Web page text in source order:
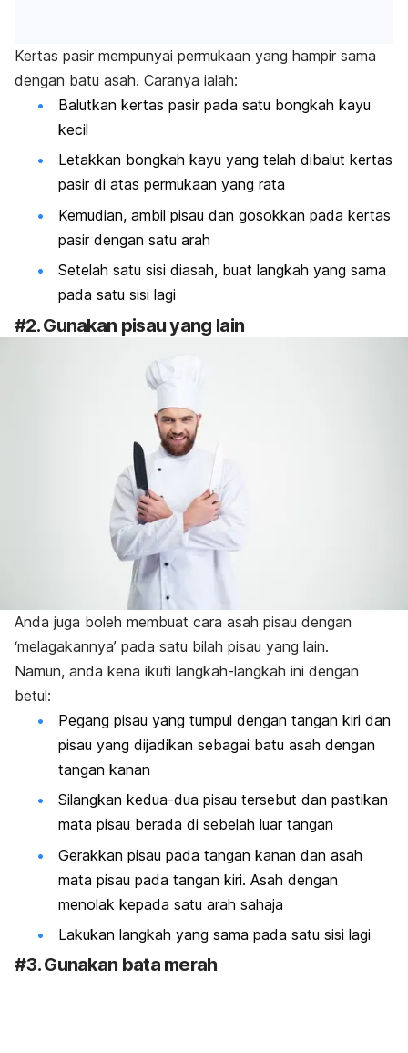
Kertas pasir mempunyai permukaan yang hampir sama
dengan batu asah. Caranya ialah:
Balutkan kertas pasir pada satu bongkah kayu
kecil
Letakkan bongkah kayu yang telah dibalut kertas
pasir di atas permukaan yang rata
Kemudian, ambil pisau dan gosokkan pada kertas
pasir dengan satu arah
Setelah satu sisi diasah, buat langkah yang sama
pada satu sisi lagi
#2. Gunakan pisau yang lain
Anda juga boleh membuat cara asah pisau dengan
‘melagakannya’ pada satu bilah pisau yang lain.
Namun, anda kena ikuti langkah-langkah ini dengan
betul:
Pegang pisau yang tumpul dengan tangan kiri dan
pisau yang dijadikan sebagai batu asah dengan
tangan kanan
Silangkan kedua-dua pisau tersebut dan pastikan
mata pisau berada di sebelah luar tangan
Gerakkan pisau pada tangan kanan dan asah
mata pisau pada tangan kiri. Asah dengan
menolak kepada satu arah sahaja
Lakukan langkah yang sama pada satu sisi lagi
#3. Gunakan bata merah